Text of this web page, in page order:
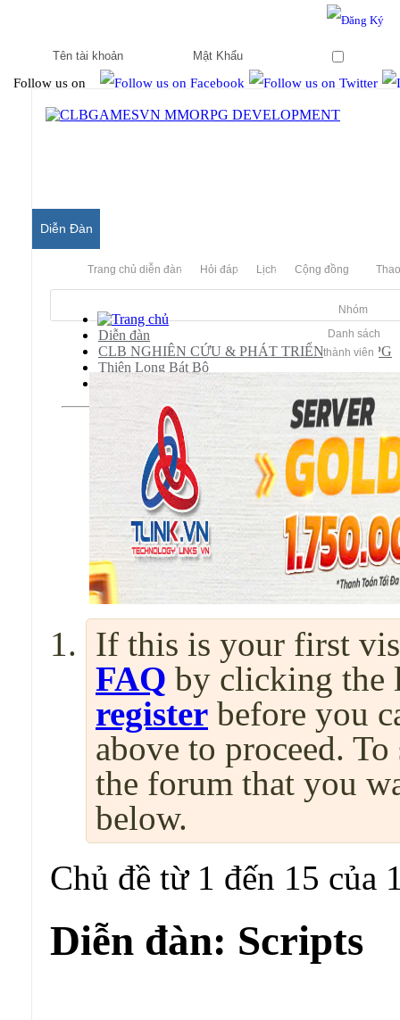
Follow us on
Diễn Đàn
Trang chủ diễn đàn Hỏi đáp Lịch Cộng đồng
Nhóm
Danh sách
thành viên
Diễn đàn
CLB NGHIÊN CỨU & PHÁT TRIỂN MMORPG
Thiên Long Bát Bộ
Scripts
If this is your first
FAQ by clicking the
register before you
above to proceed.
the forum that you
below.
Chủ đề từ 1 đến 15 của
Diễn đàn: Scripts